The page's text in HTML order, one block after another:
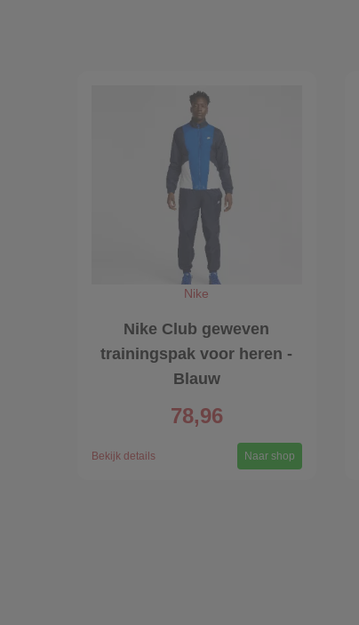
Nike
Nike Club geweven
trainingspak voor heren -
Blauw
78,96
Bekijk details Naar shop